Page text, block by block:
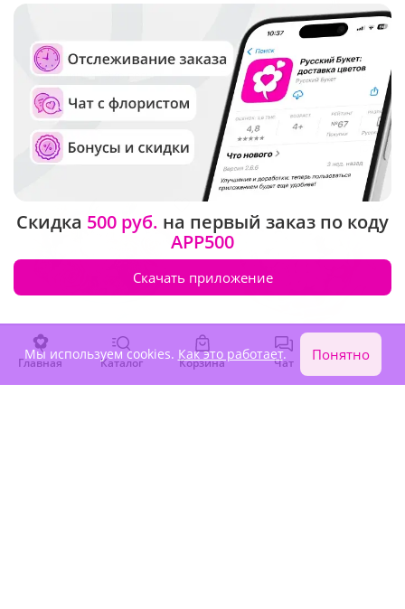
5(577)
Композиция "Эхо весны"
В наличии
8 670 ₽
6 500 ₽
5(178)
Букет-гигант "Танцующие
балерины"
В наличии
7 350 ₽
Главная Каталог Корзина Чат Войти
Скидка 500 руб. на первый заказ по коду
APP500
Скачать приложение
Мы используем cookies. Как это работает. Понятно